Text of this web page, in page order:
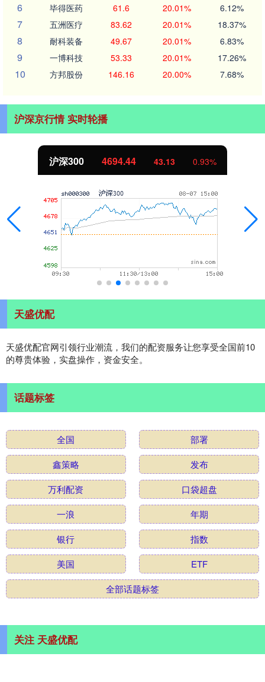
6 毕得医药 61.6 20.01% 6.12%
7 五洲医疗 83.62 20.01% 18.37%
8 耐科装备 49.67 20.01% 6.83%
9 一博科技 53.33 20.01% 17.26%
10 方邦股份 146.16 20.00% 7.68%
沪深京行情 实时轮播
北证50 1134.24 11.37 1.01%
天盛优配
天盛优配官网引领行业潮流，我们的配资服务让您享受全国前10
的尊贵体验，实盘操作，资金安全。
话题标签
全国
部署
鑫策略
发布
万利配资
口袋超盘
一浪
年期
银行
指数
美国
ETF
全部话题标签
关注 天盛优配